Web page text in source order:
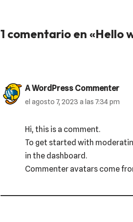
1 comentario en «Hello
A WordPress Commenter
el agosto 7, 2023 a las 7:34 pm
Hi, this is a comment.
To get started with
in the dashboard.
Commenter avatars come